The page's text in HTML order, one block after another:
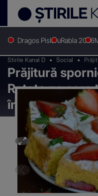
Dragos PislaruRabla 2026
Stirile Kanal D Social
Prăjitură
Reţeta pe care
în această